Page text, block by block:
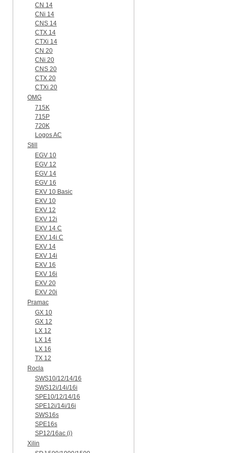
CN 14
CNi 14
CNS 14
CTX 14
CTXi 14
CN 20
CNi 20
CNS 20
CTX 20
CTXi 20
OMG
715K
715P
720K
Logos AC
Still
EGV 10
EGV 12
EGV 14
EGV 16
EXV 10 Basic
EXV 10
EXV 12
EXV 12i
EXV 14 C
EXV 14i C
EXV 14
EXV 14i
EXV 16
EXV 16i
EXV 20
EXV 20i
Pramac
GX 10
GX 12
LX 12
LX 14
LX 16
TX 12
Rocla
SWS10/12/14/16
SWS12i/14i/16i
SPE10/12/14/16
SPE12i/14i/16i
SWS16s
SPE16s
SP12/16ac (i)
Xilin